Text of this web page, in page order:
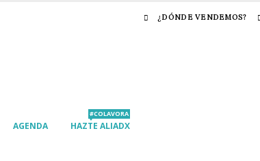
¿DÓNDE VENDEMOS?
AGENDA HAZTE ALIADX
#COLAVORA